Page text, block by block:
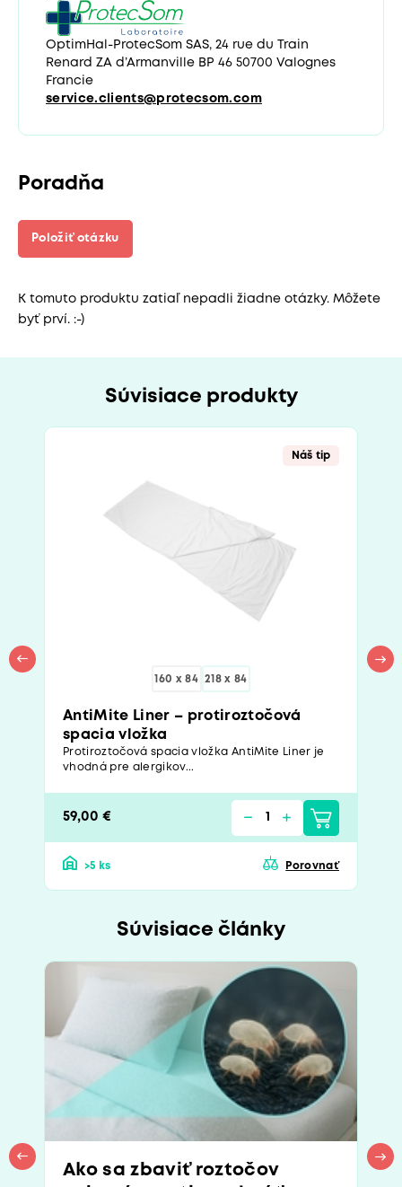
OptimHal-ProtecSom SAS, 24 rue du Train
Renard ZA d’Armanville BP 46 50700 Valognes
Francie
service.clients@protecsom.com
Poradňa
Položiť otázku
K tomuto produktu zatiaľ nepadli žiadne otázky. Môžete
byť prví. :-)
Súvisiace produkty
Náš tip
160 x 84 218 x 84
AntiMite Liner – protiroztočová
spacia vložka
Protiroztočová spacia vložka AntiMite Liner je
vhodná pre alergikov...
59,00 €
>5 ks Porovnať
Súvisiace články
Ako sa zbaviť roztočov